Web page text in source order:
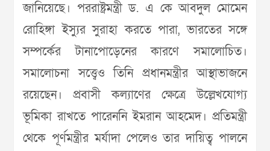
জানিয়েছে। পররাষ্ট্রমন্ত্রী ড. এ কে আবদুল মোমেন
রোহিঙ্গা ইস্যুর সুরাহা করতে পারা, ভারতের সঙ্গে
সম্পর্কের টানাপোড়েনের কারণে সমালোচিত।
সমালোচনা সত্ত্বেও তিনি প্রধানমন্ত্রীর আস্থাভাজনে
রয়েছেন। প্রবাসী কল্যাণের ক্ষেত্রে উল্লেখযোগ্য
ভূমিকা রাখতে পারেননি ইমরান আহমেদ। প্রতিমন্ত্রী
থেকে পূর্ণমন্ত্রীর মর্যাদা পেলেও তার দায়িত্ব পালনে